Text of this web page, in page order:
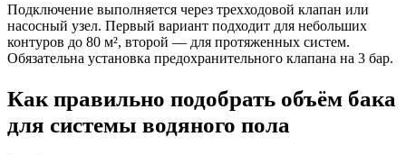
Подключение выполняется через трехходовой клапан или
насосный узел. Первый вариант подходит для небольших
контуров до 80 м², второй — для протяженных систем.
Обязательна установка предохранительного клапана на 3 бар.
Как правильно подобрать объём бака
для системы водяного пола